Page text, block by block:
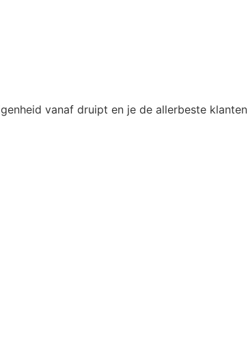
vanaf druipt en je de allerbeste